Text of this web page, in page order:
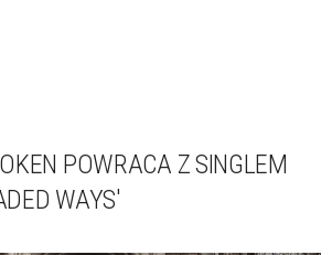
POWRACA Z SINGLEM
WAYS'